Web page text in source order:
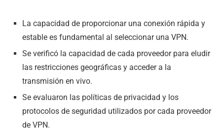
La capacidad de proporcionar una conexión rápida y
estable es fundamental al seleccionar una VPN.
Se verificó la capacidad de cada proveedor para eludir
las restricciones geográficas y acceder a la
transmisión en vivo.
Se evaluaron las políticas de privacidad y los
protocolos de seguridad utilizados por cada proveedor
de VPN.